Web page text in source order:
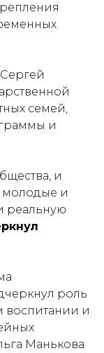
семей,
и
и
молодые и
реальную
роль
воспитании и
Манькова